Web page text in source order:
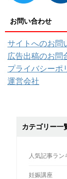
お問い合わせ
サイトへのお問
広告出稿のお問
プライバシーポ
運営会社
カテゴリー一
人気記事ラン
妊娠講座